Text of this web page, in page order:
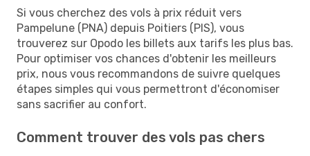
Si vous cherchez des vols à prix réduit vers
Pampelune (PNA) depuis Poitiers (PIS), vous
trouverez sur Opodo les billets aux tarifs les plus bas.
Pour optimiser vos chances d'obtenir les meilleurs
prix, nous vous recommandons de suivre quelques
étapes simples qui vous permettront d'économiser
sans sacrifier au confort.
Comment trouver des vols pas chers